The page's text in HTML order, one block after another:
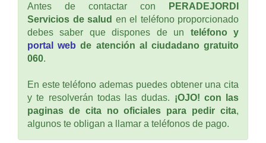
Antes de contactar con
PERADEJORDI
Servicios de salud en el teléfono proporcionado
debes saber que dispones de un teléfono y
portal web de atención al ciudadano gratuito
060.
En este teléfono ademas puedes obtener una cita
y te resolverán todas las dudas. ¡OJO! con las
paginas de cita no oficiales para pedir cita,
algunos te obligan a llamar a teléfonos de pago.